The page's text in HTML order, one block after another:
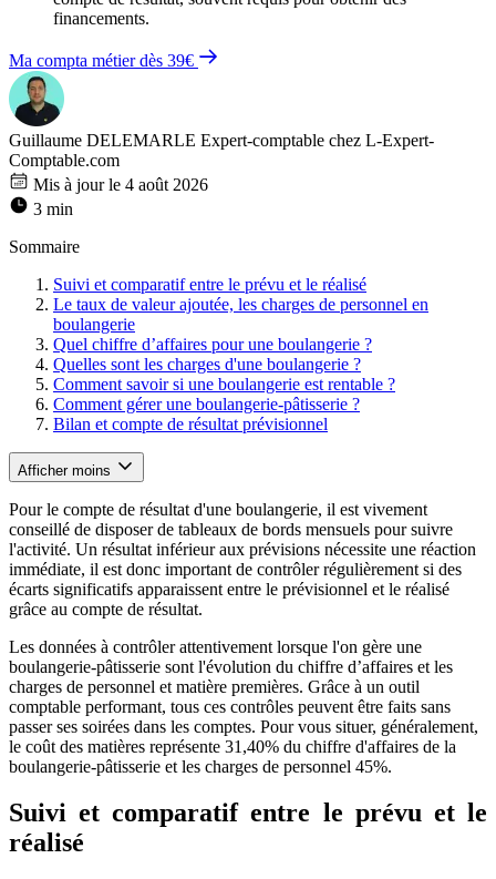
financements.
Ma compta métier dès 39€
Guillaume DELEMARLE Expert-comptable chez L-Expert-
Comptable.com
Mis à jour le 4 août 2026
3 min
Sommaire
Suivi et comparatif entre le prévu et le réalisé
Le taux de valeur ajoutée, les charges de personnel en
boulangerie
Quel chiffre d’affaires pour une boulangerie ?
Quelles sont les charges d'une boulangerie ?
Comment savoir si une boulangerie est rentable ?
Comment gérer une boulangerie-pâtisserie ?
Bilan et compte de résultat prévisionnel
Afficher moins
Pour le compte de résultat d'une boulangerie, il est vivement
conseillé de disposer de tableaux de bords mensuels pour suivre
l'activité. Un résultat inférieur aux prévisions nécessite une réaction
immédiate, il est donc important de contrôler régulièrement si des
écarts significatifs apparaissent entre le prévisionnel et le réalisé
grâce au compte de résultat.
Les données à contrôler attentivement lorsque l'on gère une
boulangerie-pâtisserie sont l'évolution du chiffre d’affaires et les
charges de personnel et matière premières. Grâce à un outil
comptable performant, tous ces contrôles peuvent être faits sans
passer ses soirées dans les comptes. Pour vous situer, généralement,
le coût des matières représente 31,40% du chiffre d'affaires de la
boulangerie-pâtisserie et les charges de personnel 45%.
Suivi et comparatif entre le prévu et le
réalisé